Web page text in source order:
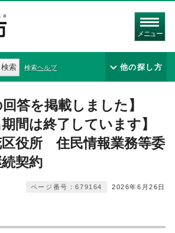
メニュー
検索 検索ヘルプ 他の探し方
回答を掲載しました】
期間は終了しています】
区役所 住民情報業務等委
契約
2026年6月26日
ページ番号：679164